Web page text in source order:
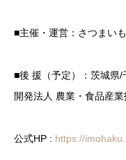
■主催・運営：さつまい
■後 援（予定）：茨城県
開発法人 農業・食品産
公式HP : https://